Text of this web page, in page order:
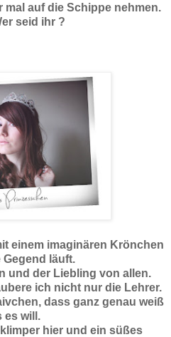
mal auf die Schippe nehmen.
seid ihr ?
einem imaginären Krönchen
läuft.
und der Liebling von allen.
ich nicht nur die Lehrer.
dass ganz genau weiß
es will.
hier und ein süßes